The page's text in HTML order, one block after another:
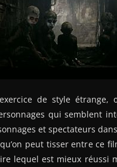
de style étrange,
qui semblent
et spectateurs
peut tisser entre ce
lequel est mieux réussi